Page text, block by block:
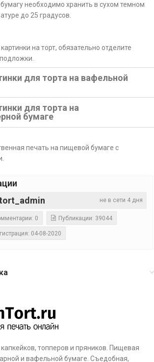
необходимо хранить в сухом темном
до 25 градусов.
на торт, обязательно отделите
для торта на вафельной
для торта на
бумаге
печать на пищевой бумаге с
не в сети 4 дня
0 Публикации: 39044
04-08-2020
капкейков, топперов и пряников. Пищевая
и вафельной бумаге. Съедобная,